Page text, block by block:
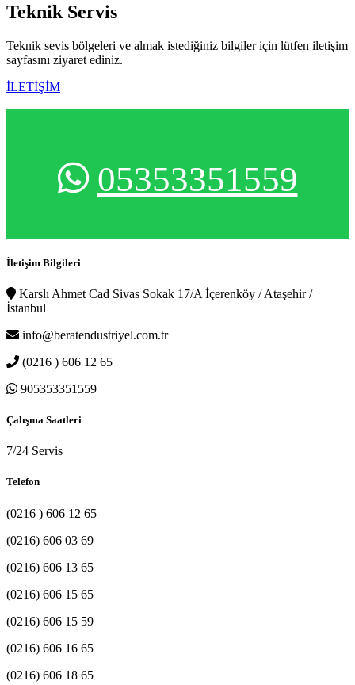
Teknik Servis
Teknik sevis bölgeleri ve almak istediğiniz bilgiler için lütfen iletişim
sayfasını ziyaret ediniz.
İLETİŞİM
05353351559
İletişim Bilgileri
Karslı Ahmet Cad Sivas Sokak 17/A İçerenköy / Ataşehir /
İstanbul
info@beratendustriyel.com.tr
(0216 ) 606 12 65
905353351559
Çalışma Saatleri
7/24 Servis
Telefon
(0216 ) 606 12 65
(0216) 606 03 69
(0216) 606 13 65
(0216) 606 15 65
(0216) 606 15 59
(0216) 606 16 65
(0216) 606 18 65